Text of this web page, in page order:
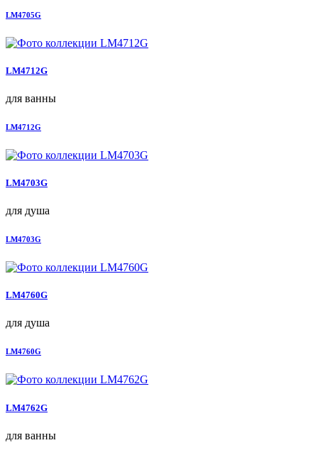
LM4705G
LM4712G
для ванны
LM4712G
LM4703G
для душа
LM4703G
LM4760G
для душа
LM4760G
LM4762G
для ванны